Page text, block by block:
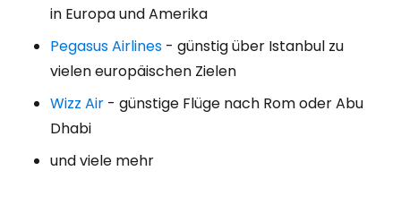
in Europa und Amerika
Pegasus Airlines - günstig über Istanbul zu
vielen europäischen Zielen
Wizz Air - günstige Flüge nach Rom oder Abu
Dhabi
und viele mehr